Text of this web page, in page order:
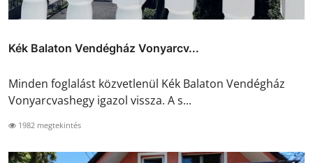
Kék Balaton Vendégház Vonyarcv...
Minden foglalást közvetlenül Kék Balaton Vendégház
Vonyarcvashegy igazol vissza. A s...
1982 megtekintés